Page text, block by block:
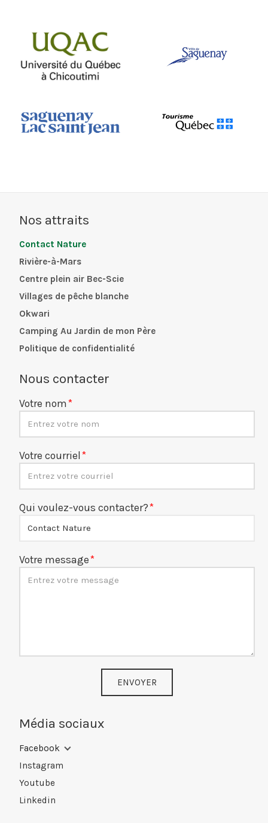
Nos attraits
Contact Nature
Rivière-à-Mars
Centre plein air Bec-Scie
Villages de pêche blanche
Okwari
Camping Au Jardin de mon Père
Politique de confidentialité
Nous contacter
Votre nom
Votre courriel
Qui voulez-vous contacter?
Votre message
ENVOYER
Média sociaux
Facebook
Instagram
Youtube
Linkedin